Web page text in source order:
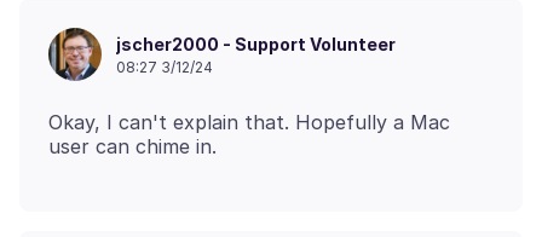
jscher2000 - Support Volunteer
08:27 3/12/24
Okay, I can't explain that. Hopefully a Mac